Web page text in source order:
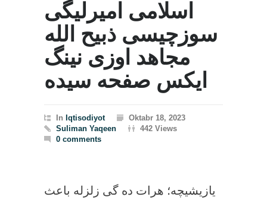
اسلامی امیرلیگی
سوزچیسی ذبیح الله
مجاهد اوزی نینگ
ایکس صفحه سیده
In Iqtisodiyot
Oktabr 18, 2023
Suliman Yaqeen
442 Views
0 comments
یازیشیچه؛ هرات ده گی زلزله باعث